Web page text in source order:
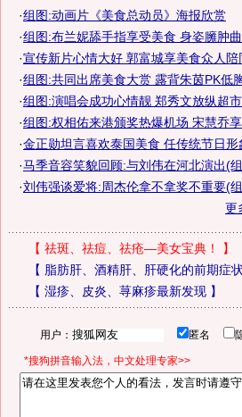
·组图:动画片《美食总动员》海报欣赏
·组图:布兰妮舔手指享受美食 身姿臃肿
·宣传新片心情大好 郭富城享美食众人陪
·组图:共同出席美食大赏 露背朱茵PK低
·组图:演唱会成功心情靓 郑秀文放纵超
·组图:权相佑来港颁奖热爆机场 宋慧乔
·金正勋坦言喜欢泰国美食 任传统节日形
·马季音容笑貌回顾:与刘伟在河北演出(
·刘伟强谈爱将:周杰伦拿不拿奖不重要(
更
【 祛斑、祛痘、祛疮—美女宝典！ 】
【 脂肪肝、酒精肝、肝硬化的前期症状
【 湿疹、皮炎、荨麻疹最新发现】
用户： 匿名
*搜狗拼音输入法，中文处理专家>>